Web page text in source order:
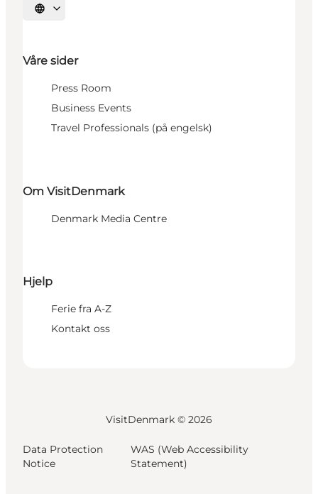
Velg språk
Våre sider
Press Room
Business Events
Travel Professionals (på engelsk)
Om VisitDenmark
Denmark Media Centre
Hjelp
Ferie fra A-Z
Kontakt oss
VisitDenmark © 2026
Data Protection
Notice
WAS (Web Accessibility
Statement)